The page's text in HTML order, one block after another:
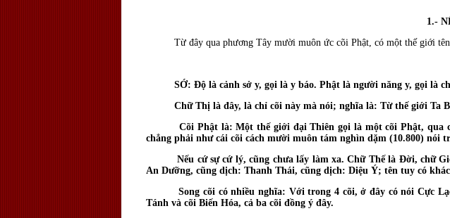
1.-
Từ đây qua phương Tây mười muôn ức cõi Phật, có một thế giới
SỚ: Ðộ là cảnh sở y, gọi là y báo. Phật là người năng y, gọi là
Chữ Thị là đây, là chỉ cõi này mà nói; nghĩa là: Từ thế giới Ta
Cõi Phật là: Một thế giới đại Thiên gọi là một cõi Phật, qua
chẳng phải như cái cõi cách mười muôn tám nghìn dặm (10.800) nói
Nếu cứ sự cứ lý, cũng chưa lấy làm xa. Chữ Thế là Ðời, chữ
An Dưỡng, cũng dịch: Thanh Thái, cũng dịch: Diệu Ý; tên tuy có
Song cõi có nhiều nghĩa: Với trong 4 cõi, ở đây có nói Cực Lạc
Tánh và cõi Biến Hóa, cả ba cõi đồng ý đây.